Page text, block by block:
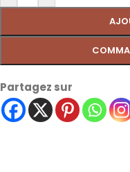
Partagez sur